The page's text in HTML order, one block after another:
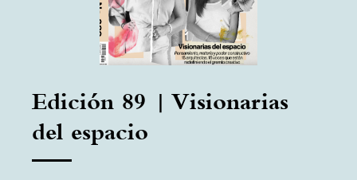
Edición 89 | Visionarias
del espacio